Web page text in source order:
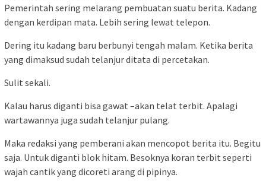
Pemerintah sering melarang pembuatan suatu berita. Kadang
dengan kerdipan mata. Lebih sering lewat telepon.
Dering itu kadang baru berbunyi tengah malam. Ketika berita
yang dimaksud sudah telanjur ditata di percetakan.
Sulit sekali.
Kalau harus diganti bisa gawat –akan telat terbit. Apalagi
wartawannya juga sudah telanjur pulang.
Maka redaksi yang pemberani akan mencopot berita itu. Begitu
saja. Untuk diganti blok hitam. Besoknya koran terbit seperti
wajah cantik yang dicoreti arang di pipinya.